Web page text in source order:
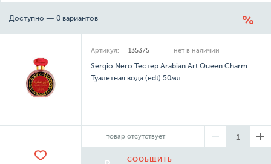
Доступно — 0 вариантов
Артикул: 135375 нет в наличии
Sergio Nero Тестер Arabian Art Queen Charm
Туалетная вода (edt) 50мл
товар отсутствует
СООБЩИТЬ